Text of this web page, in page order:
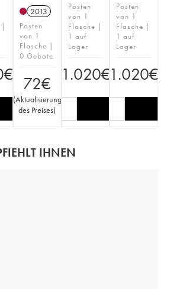
|
€
2013
Posten
von 1
Flasche |
0 Gebote
72€
(Aktualisierung
des Preises)
Posten
von 1
Flasche |
1 auf
Lager
1.020€
Posten
von 1
Flasche |
1 auf
Lager
1.020€
IHNEN